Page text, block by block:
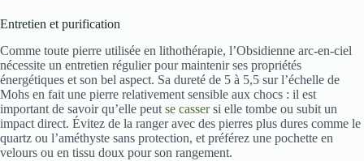
Entretien et purification
Comme toute pierre utilisée en lithothérapie, l’Obsidienne arc-en-ciel
nécessite un entretien régulier pour maintenir ses propriétés
énergétiques et son bel aspect. Sa dureté de 5 à 5,5 sur l’échelle de
Mohs en fait une pierre relativement sensible aux chocs : il est
important de savoir qu’elle peut se cassersi elle tombe ou subit un
impact direct. Évitez de la ranger avec des pierres plus dures comme le
quartz ou l’améthyste sans protection, et préférez une pochette en
velours ou en tissu doux pour son rangement.